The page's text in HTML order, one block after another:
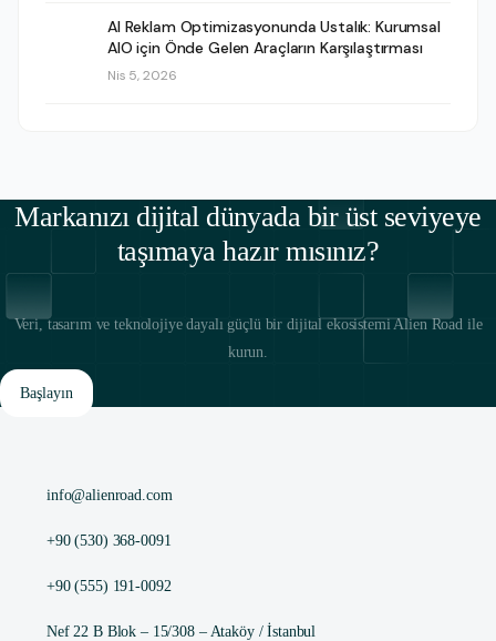
AI Reklam Optimizasyonunda Ustalık: Kurumsal
AIO için Önde Gelen Araçların Karşılaştırması
Nis 5, 2026
Markanızı dijital dünyada bir üst seviyeye
taşımaya hazır mısınız?
Veri, tasarım ve teknolojiye dayalı güçlü bir dijital ekosistemi Alien Road ile
kurun.
Başlayın
info@alienroad.com
+90 (530) 368-0091
+90 (555) 191-0092
Nef 22 B Blok – 15/308 – Ataköy / İstanbul